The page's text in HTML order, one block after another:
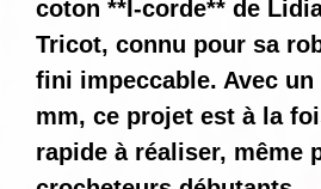
coton **I-corde** de
Tricot, connu pour sa
fini impeccable. Avec un
mm, ce projet est à la
rapide à réaliser, même